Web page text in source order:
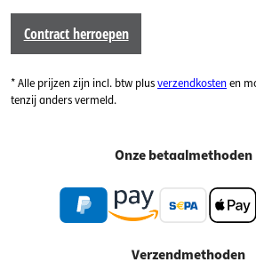
Contract herroepen
* Alle prijzen zijn incl. btw plusverzendkostenen
tenzij anders vermeld.
Onze betaalmethoden
Verzendmethoden